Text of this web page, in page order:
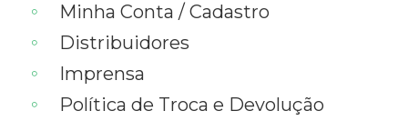
Minha Conta / Cadastro
Distribuidores
Imprensa
Política de Troca e Devolução